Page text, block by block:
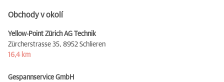
Obchody v okolí
Yellow-Point Zürich AG Technik
Zürcherstrasse 35, 8952 Schlieren
16,4 km
Gespannservice GmbH